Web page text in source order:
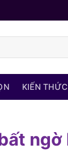
KIẾN THỨC
ngờ